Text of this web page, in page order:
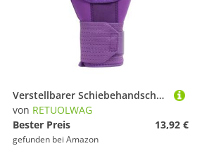
Verstellbarer Schiebehandschuh, Baseball-Softball-Trainingshandschuhe, Schutzausrüstung mit elastischen Bändern, geeignet für Erwachsene und Jugendliche, verstellbare elastische Riemen
von RETUOLWAG
Bester Preis
13,92 €
gefunden bei Amazon